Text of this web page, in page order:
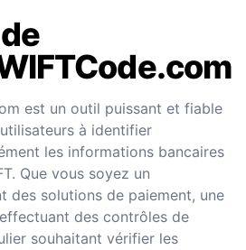
est un outil puissant et fiable
à identifier
les informations bancaires
Que vous soyez un
des solutions de paiement, une
des contrôles de
souhaitant vérifier les